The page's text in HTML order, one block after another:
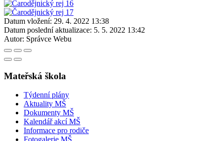
Datum vložení: 29. 4. 2022 13:38
Datum poslední aktualizace: 5. 5. 2022 13:42
Autor: Správce Webu
Mateřská škola
Týdenní plány
Aktuality MŠ
Dokumenty MŠ
Kalendář akcí MŠ
Informace pro rodiče